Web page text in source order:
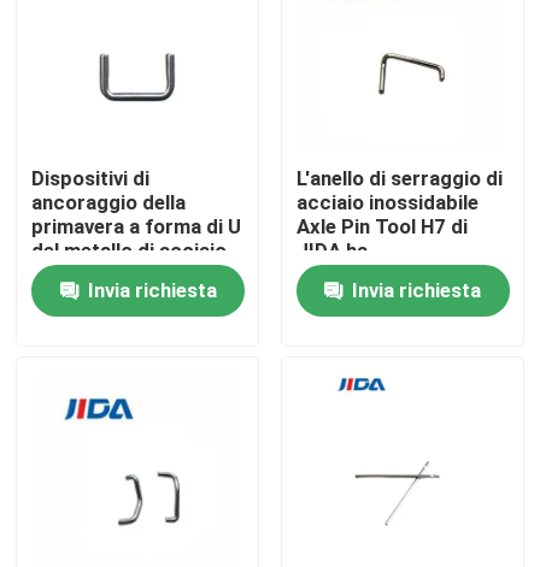
Su di noi
Visita alla fabbrica
Controllo Qualità
Notizie
Dispositivi di
ancoraggio della
primavera a forma di U
del metallo di acciaio
inossidabile Axle Pin
Tool del ODM
Invia richiesta
L'anello di serraggio di
acciaio inossidabile
Axle Pin Tool H7 di
JIDA ha
personalizzato
Invia richiesta